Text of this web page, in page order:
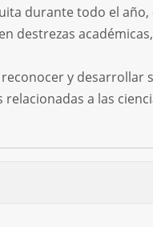
durante todo el año,
destrezas académicas,
y desarrollar
a las